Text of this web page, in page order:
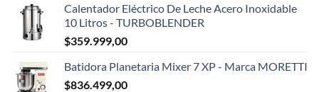
Calentador Eléctrico De Leche Acero Inoxidable
10 Litros - TURBOBLENDER
$359.999,00
Batidora Planetaria Mixer 7 XP - Marca MORETTI
$836.499,00